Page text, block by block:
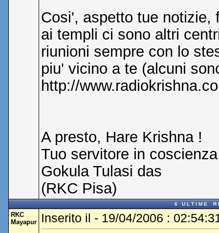
Cosi', aspetto tue notizie,
ai templi ci sono altri
riunioni sempre con lo
piu' vicino a te (alcuni
http://
A presto, Hare Krishna !
Tuo servitore in
Gokula Tulasi das
(RKC Pisa)
6 U L T I M E R I
RKC
Mayapur
Inserito il - 19/04/2006 :